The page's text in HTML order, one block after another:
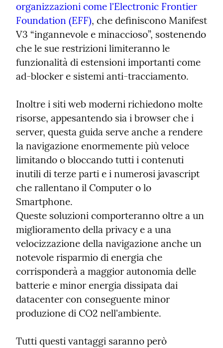
organizzazioni come l'Electronic Frontier
Foundation (EFF), che definiscono Manifest
V3 “ingannevole e minaccioso”, sostenendo
che le sue restrizioni limiteranno le
funzionalità di estensioni importanti come
ad-blocker e sistemi anti-tracciamento.
Inoltre i siti web moderni richiedono molte
risorse, appesantendo sia i browser che i
server, questa guida serve anche a rendere
la navigazione enormemente più veloce
limitando o bloccando tutti i contenuti
inutili di terze parti e i numerosi javascript
che rallentano il Computer o lo
Smartphone.
Queste soluzioni comporteranno oltre a un
miglioramento della privacy e a una
velocizzazione della navigazione anche un
notevole risparmio di energia che
corrisponderà a maggior autonomia delle
batterie e minor energia dissipata dai
datacenter con conseguente minor
produzione di CO2 nell'ambiente.
Tutti questi vantaggi saranno però